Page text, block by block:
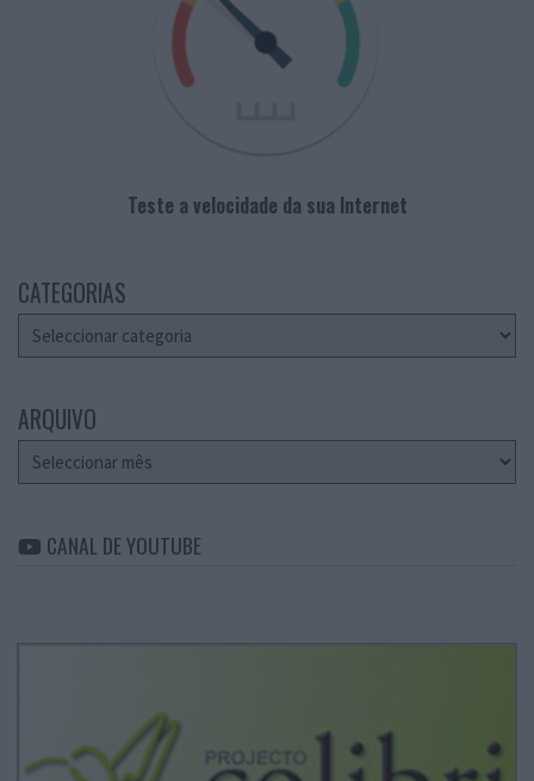
Teste a velocidade da sua Internet
CATEGORIAS
Categorias
ARQUIVO
Arquivo
CANAL DE YOUTUBE